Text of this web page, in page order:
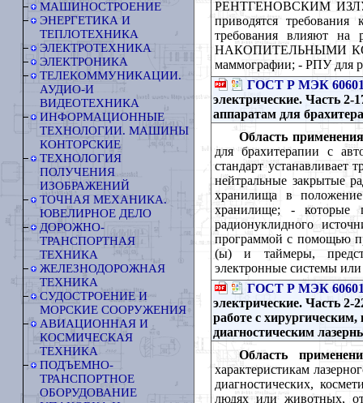
МАШИНОСТРОЕНИЕ
ЭНЕРГЕТИКА И
ТЕПЛОТЕХНИКА
ЭЛЕКТРОТЕХНИКА
ЭЛЕКТРОНИКА
ТЕЛЕКОММУНИКАЦИИ.
АУДИО-И
ВИДЕОТЕХНИКА
ИНФОРМАЦИОННЫЕ
ТЕХНОЛОГИИ. МАШИНЫ
КОНТОРСКИЕ
ТЕХНОЛОГИЯ
ПОЛУЧЕНИЯ
ИЗОБРАЖЕНИЙ
ТОЧНАЯ МЕХАНИКА.
ЮВЕЛИРНОЕ ДЕЛО
ДОРОЖНО-
ТРАНСПОРТНАЯ
ТЕХНИКА
ЖЕЛЕЗНОДОРОЖНАЯ
ТЕХНИКА
СУДОСТРОЕНИЕ И
МОРСКИЕ СООРУЖЕНИЯ
АВИАЦИОННАЯ И
КОСМИЧЕСКАЯ
ТЕХНИКА
ПОДЪЕМНО-
ТРАНСПОРТНОЕ
ОБОРУДОВАНИЕ
РЕНТГЕНОВСКИМ
приводятся
требования влияют на
НАКОПИТЕЛЬНЫМИ
маммографии; - РПУ для
ГОСТ Р МЭК
электрические. Часть 2-
аппаратам для
Область
для брахитерапии с
стандарт устанавливает
нейтральные закрытые
хранилища в
хранилище; - которые
радионуклидного
программой с помощью
(ы) и таймеры,
электронные системы
ГОСТ Р МЭК
электрические. Часть 2-
работе с
диагностическим
Область
характеристикам
диагностических,
людях или животных,